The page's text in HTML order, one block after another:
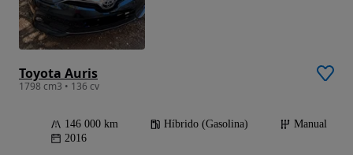
Toyota Auris
1798 cm3 • 136 cv
146 000 km Híbrido (Gasolina)
Manual
2016